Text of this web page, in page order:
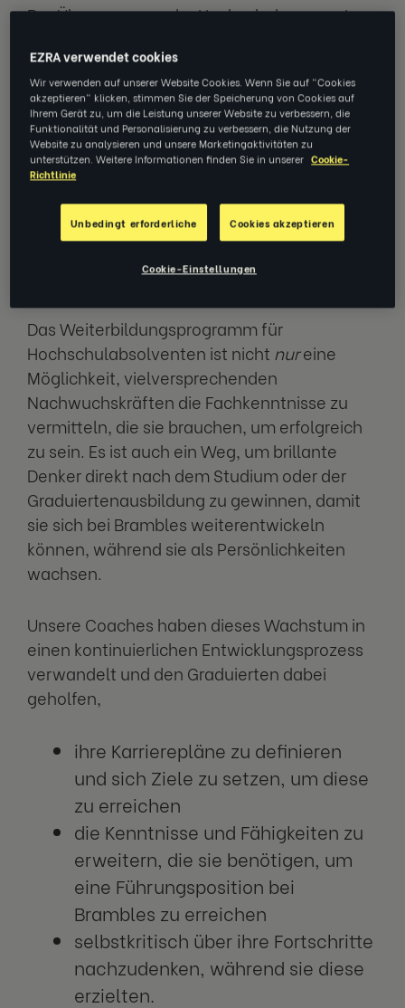
Der Übergang von der Hochschule zur ersten
Sprung anfühlen. Brambles hatte ein
Weiterbildungsprogramm für
Hochschulabsolventen entwickelt, um
seinen neuen Beschäftigten einen guten
Start zu ermöglichen – und sie wussten, dass
Coaching das perfekte Hilfsmittel zur
Unterstützung für diese Berufseinsteiger war.
Aufbau einer Talentschmiede
Das Weiterbildungsprogramm für
Hochschulabsolventen ist nicht nureine
Möglichkeit, vielversprechenden
Nachwuchskräften die Fachkenntnisse zu
vermitteln, die sie brauchen, um erfolgreich
zu sein. Es ist auch ein Weg, um brillante
Denker direkt nach dem Studium oder der
Graduiertenausbildung zu gewinnen, damit
sie sich bei Brambles weiterentwickeln
können, während sie als Persönlichkeiten
wachsen.
Unsere Coaches haben dieses Wachstum in
einen kontinuierlichen Entwicklungsprozess
verwandelt und den Graduierten dabei
geholfen,
ihre Karrierepläne zu definieren
und sich Ziele zu setzen, um diese
zu erreichen
die Kenntnisse und Fähigkeiten zu
erweitern, die sie benötigen, um
eine Führungsposition bei
Brambles zu erreichen
selbstkritisch über ihre Fortschritte
nachzudenken, während sie diese
erzielten.
EZRA verwendet cookies
Wir verwenden auf unserer Website Cookies. Wenn Sie auf "Cookies
akzeptieren" klicken, stimmen Sie der Speicherung von Cookies auf
Ihrem Gerät zu, um die Leistung unserer Website zu verbessern, die
Funktionalität und Personalisierung zu verbessern, die Nutzung der
Website zu analysieren und unsere Marketingaktivitäten zu
unterstützen. Weitere Informationen finden Sie in unserer Cookie-
Richtlinie
Unbedingt erforderliche Cookies akzeptieren
Cookie-Einstellungen